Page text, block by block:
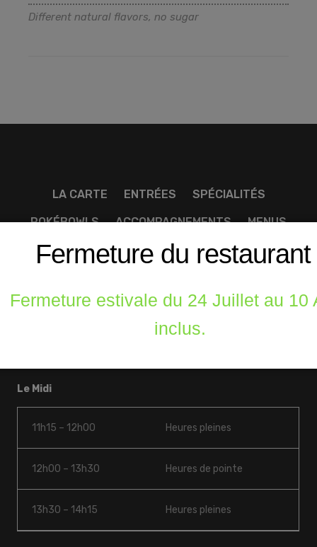
Different natural flavors, no sugar
LA CARTE ENTRÉES SPÉCIALITÉS
POKÉBOWLS ACCOMPAGNEMENTS MENUS
BOISSONS DESSERTS
Le Midi
11h15 – 12h00 Heures pleines
12h00 – 13h30 Heures de pointe
13h30 – 14h15 Heures pleines
Fermeture du restaurant
Fermeture estivale du 24 Juillet au 10
inclus.